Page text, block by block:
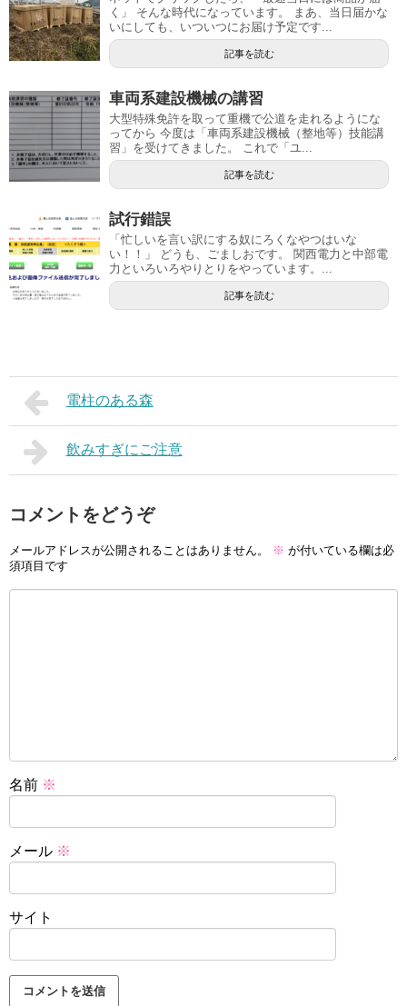
く」 そんな時代になっています。 まあ、当日届かな
いにしても、いついつにお届け予定です...
記事を読む
車両系建設機械の講習
大型特殊免許を取って重機で公道を走れるようにな
ってから 今度は「車両系建設機械（整地等）技能講
習」を受けてきました。 これで「ユ...
記事を読む
試行錯誤
「忙しいを言い訳にする奴にろくなやつはいな
い！！」 どうも、ごましおです。 関西電力と中部電
力といろいろやりとりをやっています。...
記事を読む
電柱のある森
飲みすぎにご注意
コメントをどうぞ
メールアドレスが公開されることはありません。 ※ が付いている欄は必
須項目です
名前 ※
メール ※
サイト